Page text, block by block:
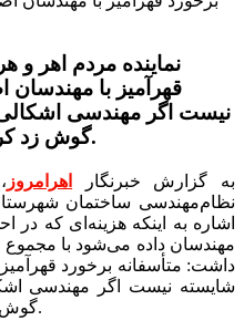
نماینده مردم اهر
قهرآمیز با
نیست اگر مهندسی اشکالی
گوش زد کرد نه اینکه برخورد شدید شود.
به گزارش خبرنگار اهرامروز
نظام‌مهندسی ساختمان
اشاره به اینکه هزینه‌ای که
مهندسان داده می‌شود با مجموع
داشت: متأسفانه برخورد
شایسته نیست اگر مهندسی
گوش زد کرد نه اینکه برخورد شدید شود.